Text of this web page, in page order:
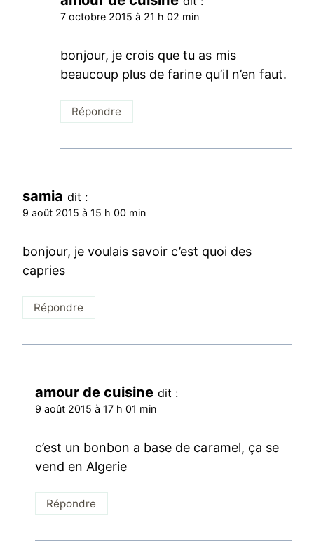
7 octobre 2015 à 21 h 02 min
bonjour, je crois que tu as mis
beaucoup plus de farine qu’il n’en faut.
Répondre
samia dit :
9 août 2015 à 15 h 00 min
bonjour, je voulais savoir c’est quoi des
capries
Répondre
amour de cuisine dit :
9 août 2015 à 17 h 01 min
c’est un bonbon a base de caramel, ça se
vend en Algerie
Répondre